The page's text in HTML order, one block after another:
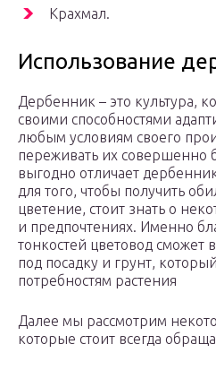
Крахмал.
Использование
Дербенник – это культура,
своими способностями
любым условиям своего
переживать их совершенно
выгодно отличает
для того, чтобы получить
цветение, стоит знать о
и предпочтениях. Именно
тонкостей цветовод сможет
под посадку и грунт,
потребностям растения
Далее мы рассмотрим
которые стоит всегда